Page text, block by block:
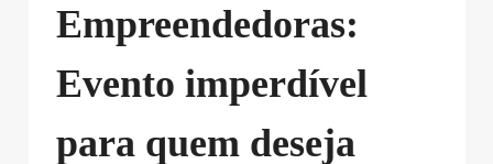
Empreendedoras:
Evento imperdível
para quem deseja